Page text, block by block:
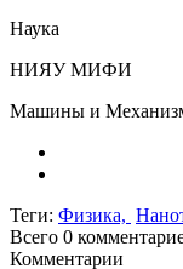
Наука
НИЯУ МИФИ
Машины и
Теги: Физика,
Всего 0
Комментарии